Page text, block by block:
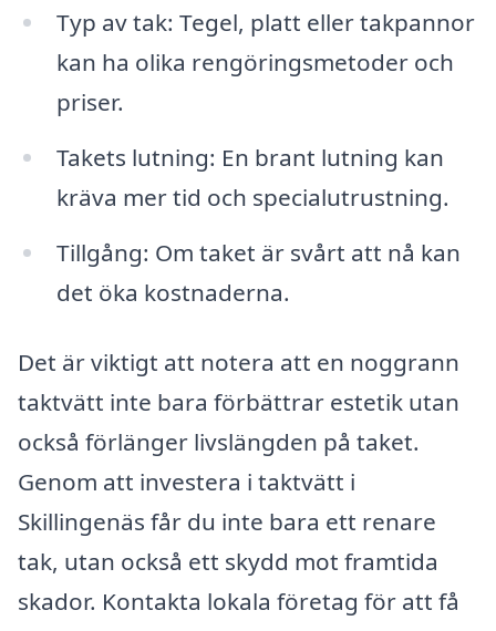
Typ av tak: Tegel, platt eller takpannor
kan ha olika rengöringsmetoder och
priser.
Takets lutning: En brant lutning kan
kräva mer tid och specialutrustning.
Tillgång: Om taket är svårt att nå kan
det öka kostnaderna.
Det är viktigt att notera att en noggrann
taktvätt inte bara förbättrar estetik utan
också förlänger livslängden på taket.
Genom att investera i taktvätt i
Skillingenäs får du inte bara ett renare
tak, utan också ett skydd mot framtida
skador. Kontakta lokala företag för att få